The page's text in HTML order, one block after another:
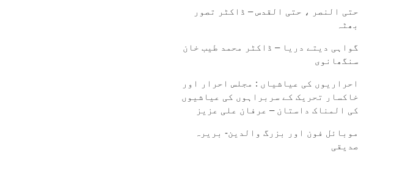
حتی النصر ، حتی القدس – ڈاکٹر تصور
بھٹہ
گواہی دیتے دریا – ڈاکٹر محمد طیب خان
سنگھانوی
احراریوں کی عیاشیاں : مجلس احرار اور
خاکسار تحریک کے سربراہوں کی عیاشیوں
کی المناک داستان – عرفان علی عزیز
موبائل فون اور بزرگ والدین- بریرہ
صدیقی